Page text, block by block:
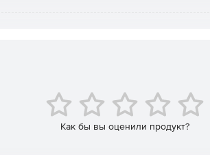
Как бы вы оценили продукт?